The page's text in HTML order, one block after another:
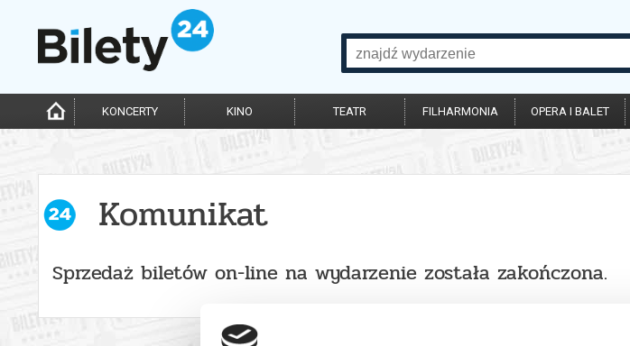
KONCERTY KINO TEATR FILHARMONIA OPERA I BALET
Komunikat
Sprzedaż biletów on-line na wydarzenie została zakończona.